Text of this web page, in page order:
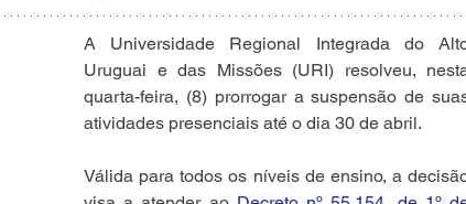
A Universidade Regional Integrada do
Uruguai e das Missões (URI) resolveu,
quarta-feira, (8) prorrogar a suspensão de
atividades presenciais até o dia 30 de abril.
Válida para todos os níveis de ensino, a